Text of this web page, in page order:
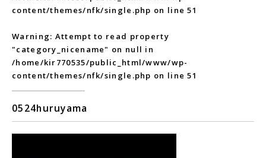
content/themes/nfk/single.php on line51
Warning: Attempt to read property
"category_nicename" on null in
/home/kir770535/public_html/www/wp-
content/themes/nfk/single.php on line51
0524huruyama